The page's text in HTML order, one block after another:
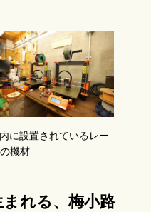
に設置されているレー
機材
れる、梅小路